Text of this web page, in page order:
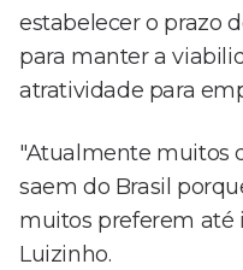
estabelecer o prazo
para manter a
atratividade para
"Atualmente muitos
saem do Brasil
muitos preferem até
Luizinho.